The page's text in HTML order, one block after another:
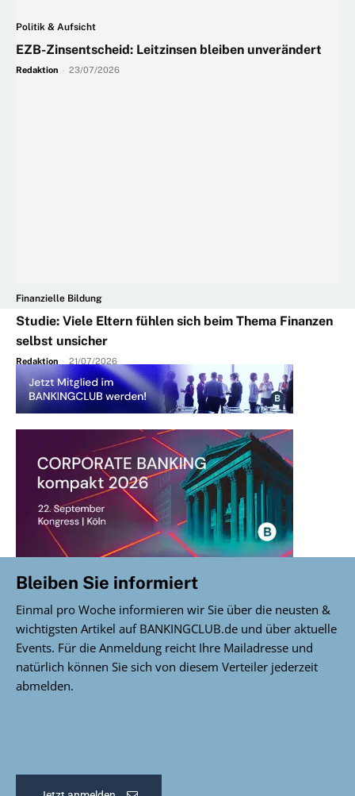
Politik & Aufsicht
EZB-Zinsentscheid: Leitzinsen bleiben unverändert
Redaktion 23/07/2026
Finanzielle Bildung
Studie: Viele Eltern fühlen sich beim Thema Finanzen
selbst unsicher
Redaktion - 21/07/2026
Bleiben Sie informiert
Einmal pro Woche informieren wir Sie über die neusten &
wichtigsten Artikel auf BANKINGCLUB.de und über aktuelle
Events. Für die Anmeldung reicht Ihre Mailadresse und
natürlich können Sie sich von diesem Verteiler jederzeit
abmelden.